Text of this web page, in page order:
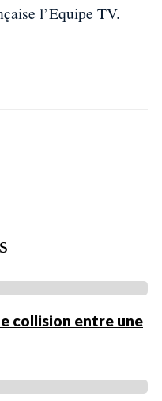
l’Equipe TV.
collision entre une